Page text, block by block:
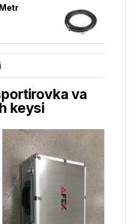
va
keysi